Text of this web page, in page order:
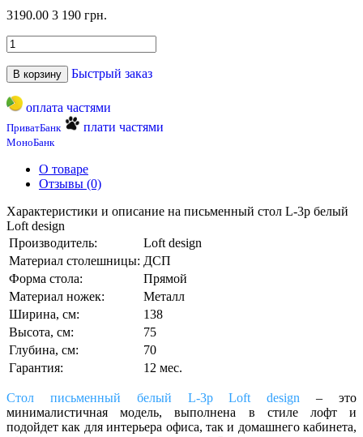
3190.00 3 190 грн.
В корзину Быстрый заказ
оплата частями
ПриватБанк плати частями
МоноБанк
О товаре
Отзывы (0)
Характеристики и описание на письменный стол L-3p белый
Loft design
Производитель:
Loft design
Материал столешницы: ДСП
Форма стола:
Прямой
Материал ножек:
Металл
Ширина, см:
138
Высота, см:
75
Глубина, см:
70
Гарантия:
12 мес.
Стол письменный белый L-3p Loft design – это
минималистичная модель, выполнена в стиле лофт и
подойдет как для интерьера офиса, так и домашнего кабинета,